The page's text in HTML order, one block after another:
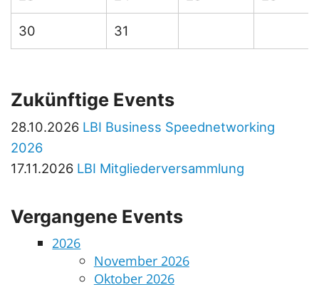
30 31
Zukünftige Events
28.10.2026 LBI Business Speednetworking
2026
17.11.2026 LBI Mitgliederversammlung
Vergangene Events
2026
November 2026
Oktober 2026